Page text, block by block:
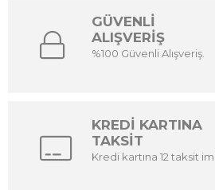
GÜVENLİ
ALIŞVERİŞ
%100 Güvenli Alışveriş.
KREDİ KARTINA
TAKSİT
Kredi kartına 12 taksit